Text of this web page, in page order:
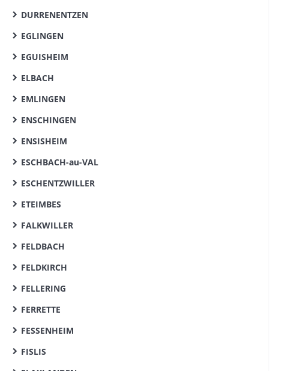
DURRENENTZEN
EGLINGEN
EGUISHEIM
ELBACH
EMLINGEN
ENSCHINGEN
ENSISHEIM
ESCHBACH-au-VAL
ESCHENTZWILLER
ETEIMBES
FALKWILLER
FELDBACH
FELDKIRCH
FELLERING
FERRETTE
FESSENHEIM
FISLIS